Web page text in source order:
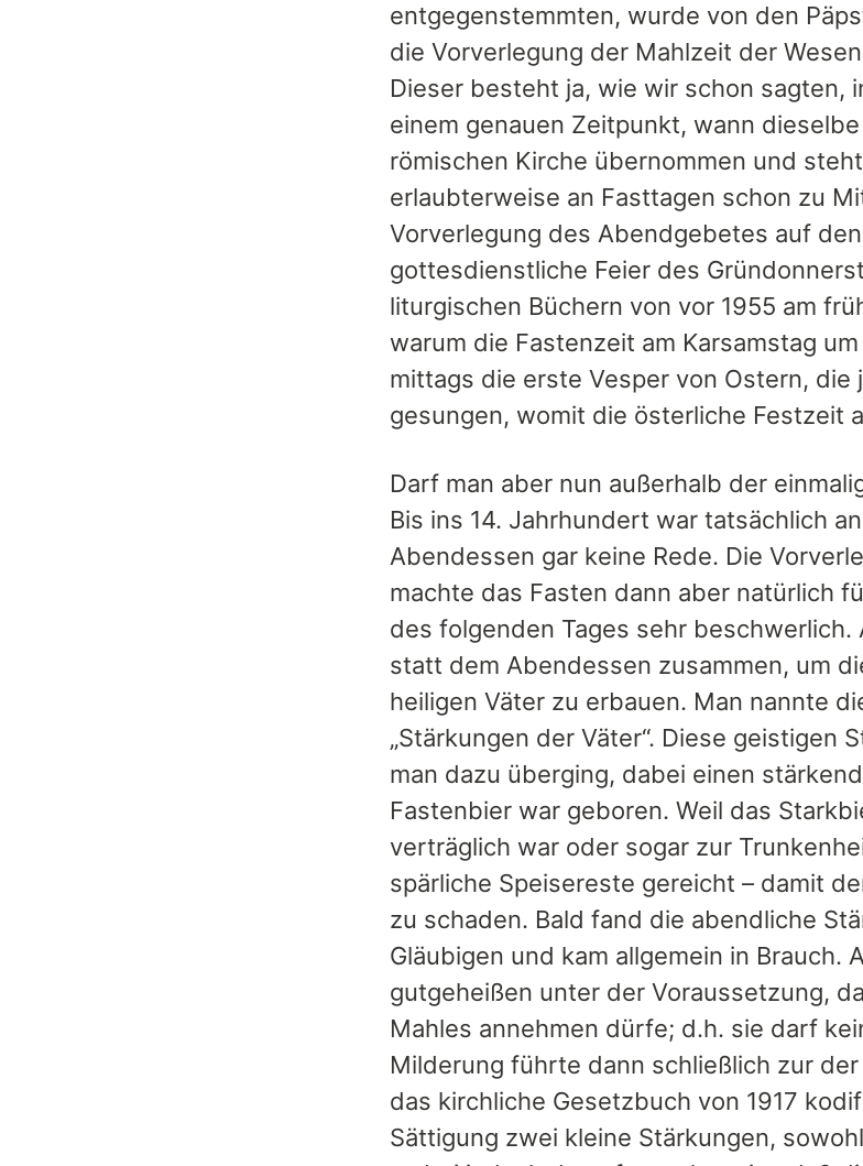
entgegenstemmten, wurde von den
die Vorverlegung der Mahlzeit der
Dieser besteht ja, wie wir schon sagten,
einem genauen Zeitpunkt, wann
römischen Kirche übernommen und
erlaubterweise an Fasttagen schon zu
Vorverlegung des Abendgebetes auf
gottesdienstliche Feier des
liturgischen Büchern von vor 1955 am
warum die Fastenzeit am Karsamstag
mittags die erste Vesper von Ostern,
gesungen, womit die österliche Festzeit
Darf man aber nun außerhalb der
Bis ins 14. Jahrhundert war tatsächlich
Abendessen gar keine Rede. Die
machte das Fasten dann aber natürlich
des folgenden Tages sehr
statt dem Abendessen zusammen, um
heiligen Väter zu erbauen. Man nannte
„Stärkungen der Väter“. Diese geistigen
man dazu überging, dabei einen
Fastenbier war geboren. Weil das
verträglich war oder sogar zur
spärliche Speisereste gereicht – damit
zu schaden. Bald fand die abendliche
Gläubigen und kam allgemein in
gutgeheißen unter der Voraussetzung,
Mahles annehmen dürfe; d.h. sie darf
Milderung führte dann schließlich zur
das kirchliche Gesetzbuch von 1917
Sättigung zwei kleine Stärkungen,